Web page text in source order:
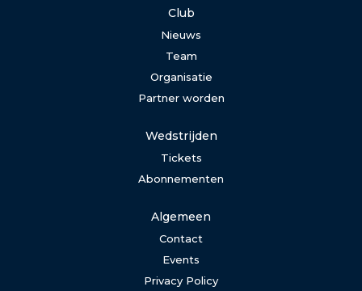
Club
Nieuws
Team
Organisatie
Partner worden
Wedstrijden
Tickets
Abonnementen
Algemeen
Contact
Events
Privacy Policy